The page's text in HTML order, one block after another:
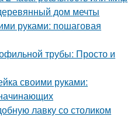
дом мечты
руками: пошаговая
трубы: Просто и
своими руками:
лавку со столиком